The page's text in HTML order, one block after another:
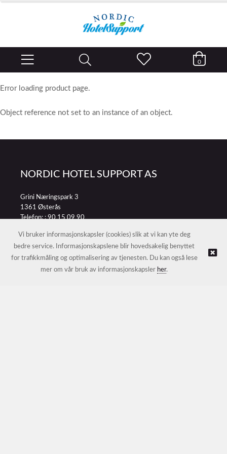
0
Error loading product page.
Object reference not set to an instance of an object.
NORDIC HOTEL SUPPORT AS
Grini Næringspark 3
1361 Østerås
Telefon: :90 15 09 90
© NORDIC HOTEL SUPPORT AS |Nettbutikk levert av Kréatif
Vi bruker informasjonskapsler (cookies) slik at vi kan yte deg
bedre service. Informasjonskapslene blir hovedsakelig benyttet
for trafikkmåling og optimalisering av tjenesten. Du kan også lese
mer om vår bruk av informasjonskapsler her.